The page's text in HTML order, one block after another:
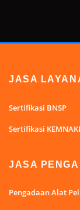
JASA
Sertifikasi BNSP
Sertifikasi
JASA
Pengadaan Alat